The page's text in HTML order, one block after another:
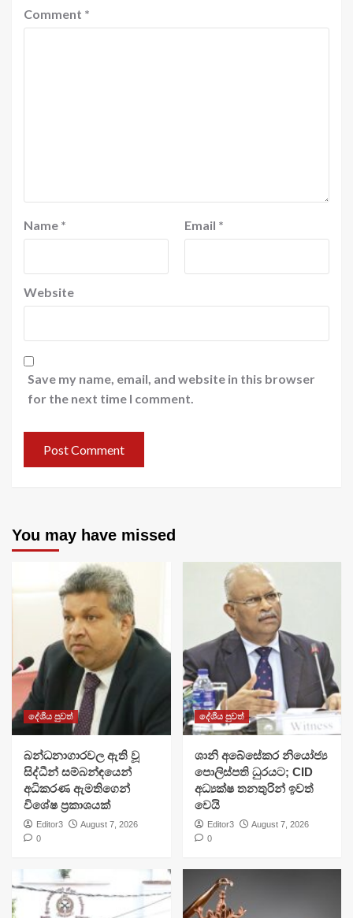
Comment *
Name * Email *
Website
Save my name, email, and website in this browser
for the next time I comment.
You may have missed
දේශීය පුවත්
බන්ධනාගාරවල ඇති වූ
සිද්ධීන් සම්බන්ඳයෙන්
අධිකරණ ඇමතිගෙන්
විශේෂ ප්‍රකාශයක්
Editor3
August 7, 2026
0
දේශීය පුවත්
ශානි අබේසේකර නියෝජ්‍ය
පොලිස්පති ධුරයට; CID
අධ්‍යක්ෂ තනතුරින් ඉවත්
වෙයි
Editor3
August 7, 2026
0